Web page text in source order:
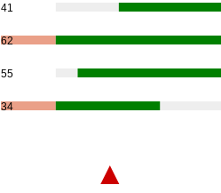
41
62
55
34
▲